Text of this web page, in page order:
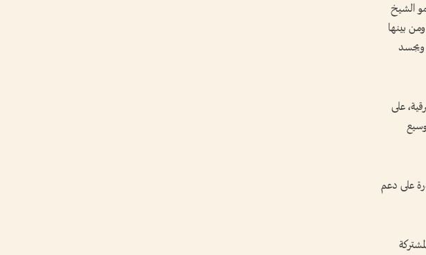
الشيخ
بينها
ويجسد
على
على دعم